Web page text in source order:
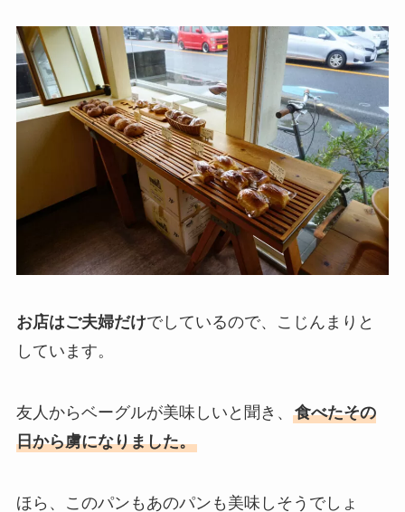
お店はご夫婦だけでしているので、こじんまりと
しています。
友人からベーグルが美味しいと聞き、 食べたその
日から虜になりました。
ほら、このパンもあのパンも美味しそうでしょ